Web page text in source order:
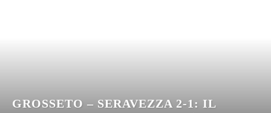
GROSSETO – SERAVEZZA 2-1: IL